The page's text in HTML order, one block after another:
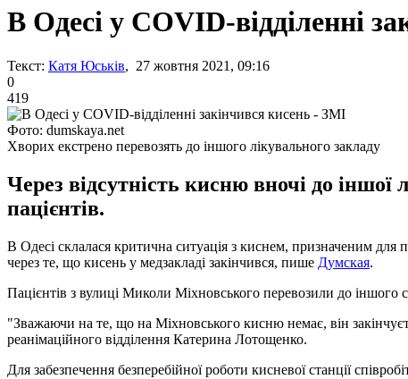
В Одесі у COVID-відділенні
Текст: Катя Юськів, 27 жовтня 2021, 09:16
0
419
Фото: dumskaya.net
Хворих екстрено перевозять до іншого лікувального закладу
Через відсутність кисню вночі до
пацієнтів.
В Одесі склалася критична ситуація з киснем, призначеним для
через те, що кисень у медзакладі закінчився, пише Думская.
Пацієнтів з вулиці Миколи Міхновського перевозили до
"Зважаючи на те, що на Міхновського кисню немає, він
реанімаційного відділення Катерина Лотощенко.
Для забезпечення безперебійної роботи кисневої станції